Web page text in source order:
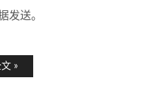
发送。
»